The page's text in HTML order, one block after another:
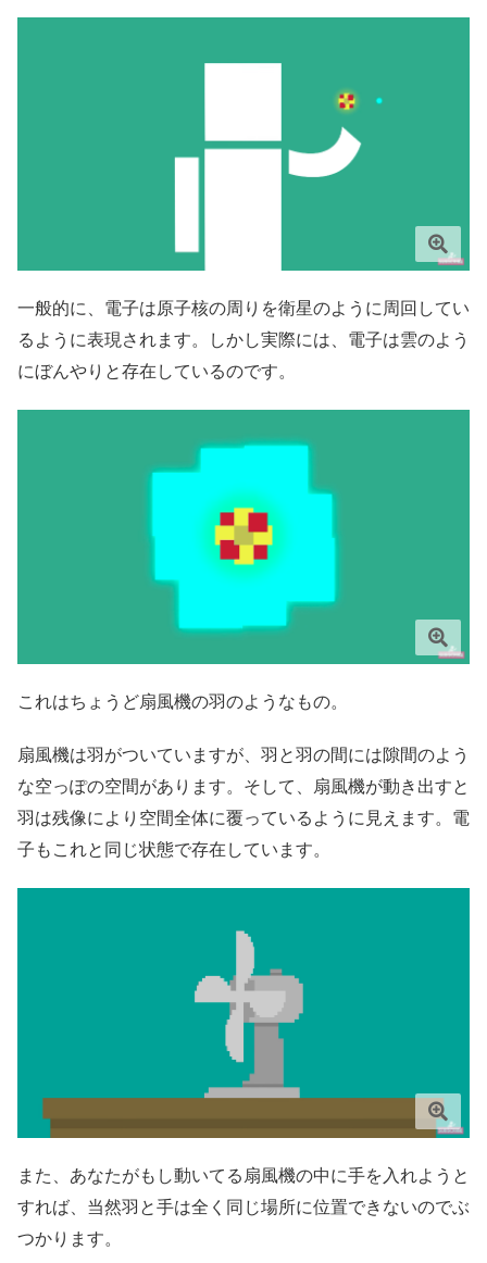
一般的に、電子は原子核の周りを衛星のように周回してい
るように表現されます。しかし実際には、電子は雲のよう
にぼんやりと存在しているのです。
これはちょうど扇風機の羽のようなもの。
扇風機は羽がついていますが、羽と羽の間には隙間のよう
な空っぽの空間があります。そして、扇風機が動き出すと
羽は残像により空間全体に覆っているように見えます。電
子もこれと同じ状態で存在しています。
また、あなたがもし動いてる扇風機の中に手を入れようと
すれば、当然羽と手は全く同じ場所に位置できないのでぶ
つかります。